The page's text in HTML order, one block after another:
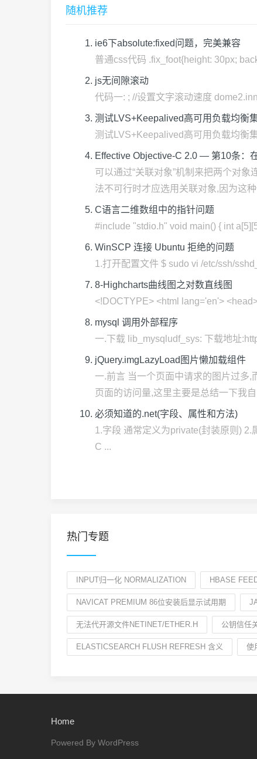
随机推荐
ie6下absolute:fixed问题，完美兼容
普通css代码 .fix_foot{height: 30px;
js无间隙滚动
代码一: ; //设置文字滚动速度
测试LVS+Keepalived高可用负载均衡
测试LVS+Keepalived高可用负载均衡
Effective Objective-C 2.0 — 第10条：
可以通过“关联对象”机制来把两个对
法不可行时才应选用关联对象,因为这
C语言二维数组中的指针问题
#include "stdio.h" void main() { int
WinSCP 连接 Ubuntu 拒绝的问题
1.打开配置文件 $ sudo vi /etc/ssh/
8-Highcharts曲线图之对数直线图
<!DOCTYPE> <html lang='en'>
mysql 调用外部程序
一.下载 lib_mysqludf_sys: 下载地址
jQuery.imgLazyLoad图片懒加载组件
一.前言 当一个页面中请求的图片过多
页面的访问量,这里主要是总结一下我
必须知道的.net(字段、属性和方法)
1.字段 通常定义为private(封装原则)
C ...
热门专题
INPUT归一化 NORMALIZATION HBASE
NAVICAT PREMIUM 86位安装后显示试用期
无法代开源文件NETINET/ETHER.H 公钥信任
ELASTICSEARCH FLUSH REFRESH 含义 使
Home
Powered By WordPress